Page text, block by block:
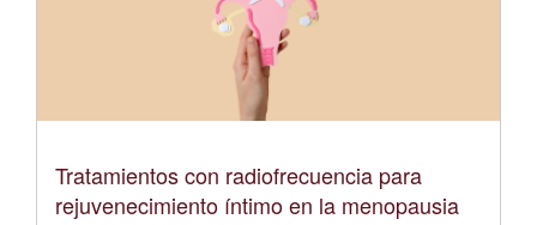
Tratamientos con radiofrecuencia para
rejuvenecimiento íntimo en la menopausia